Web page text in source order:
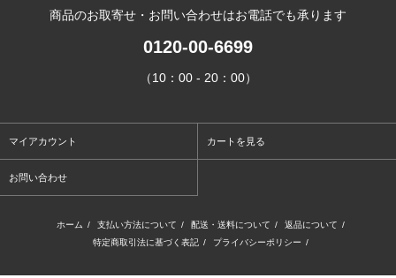
商品のお取寄せ・お問い合わせはお電話でも承ります
0120-00-6699
（10：00 - 20：00）
マイアカウント カートを見る
お問い合わせ
ホーム / 支払い方法について / 配送・送料について / 返品について /
特定商取引法に基づく表記 / プライバシーポリシー /